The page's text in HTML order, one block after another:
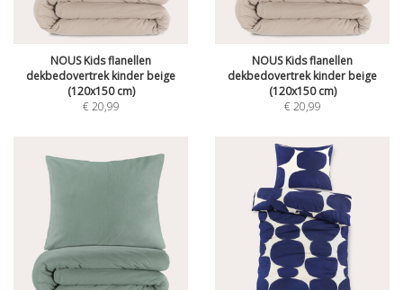
NOUS Kids flanellen
dekbedovertrek kinder beige
(120x150 cm)
€20,99
NOUS Kids flanellen
dekbedovertrek kinder beige
(120x150 cm)
€20,99